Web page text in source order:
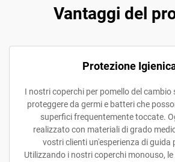
Vantaggi del
Protezione
I nostri coperchi per pomello del
proteggere da germi e batteri che
superfici frequentemente toccate.
realizzato con materiali di grado
vostri clienti un'esperienza di guida
Utilizzando i nostri coperchi monouso,